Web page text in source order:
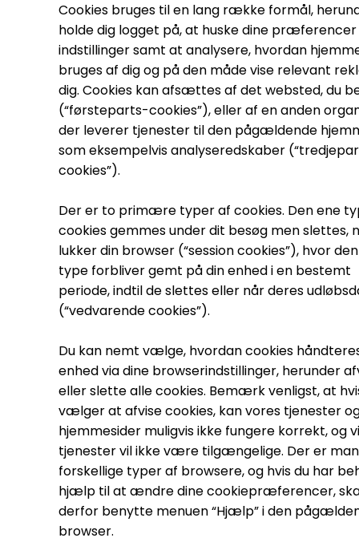
Cookies bruges til en lang række formål,
holde dig logget på, at huske dine præferencer
indstillinger samt at analysere, hvordan
bruges af dig og på den måde vise relevant
dig. Cookies kan afsættes af det websted, du
(“førsteparts-cookies”), eller af en anden
der leverer tjenester til den pågældende
som eksempelvis analyseredskaber
cookies”).
Der er to primære typer af cookies. Den ene
cookies gemmes under dit besøg men slettes,
lukker din browser (“session cookies”), hvor
type forbliver gemt på din enhed i en bestemt
periode, indtil de slettes eller når deres
(“vedvarende cookies”).
Du kan nemt vælge, hvordan cookies
enhed via dine browserindstillinger, herunder
eller slette alle cookies. Bemærk venligst, at
vælger at afvise cookies, kan vores tjenester
hjemmesider muligvis ikke fungere korrekt, og
tjenester vil ikke være tilgængelige. Der er
forskellige typer af browsere, og hvis du har
hjælp til at ændre dine cookiepræferencer,
derfor benytte menuen “Hjælp” i den
browser.